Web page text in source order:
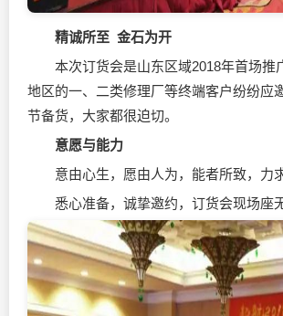
精诚所至 金石为开
本次订货会是山东区域2018年首场推
地区的一、二类修理厂等终端客户纷纷应
节备货，大家都很迫切。
意愿与能力
意由心生，愿由人为，能者所致，力求
悉心准备，诚挚邀约，订货会现场座无